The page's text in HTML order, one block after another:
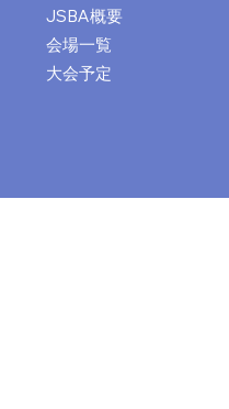
JSBA概要
会場一覧
大会予定